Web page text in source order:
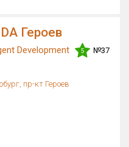
Героев
Development 5
№37
пр-кт Героев